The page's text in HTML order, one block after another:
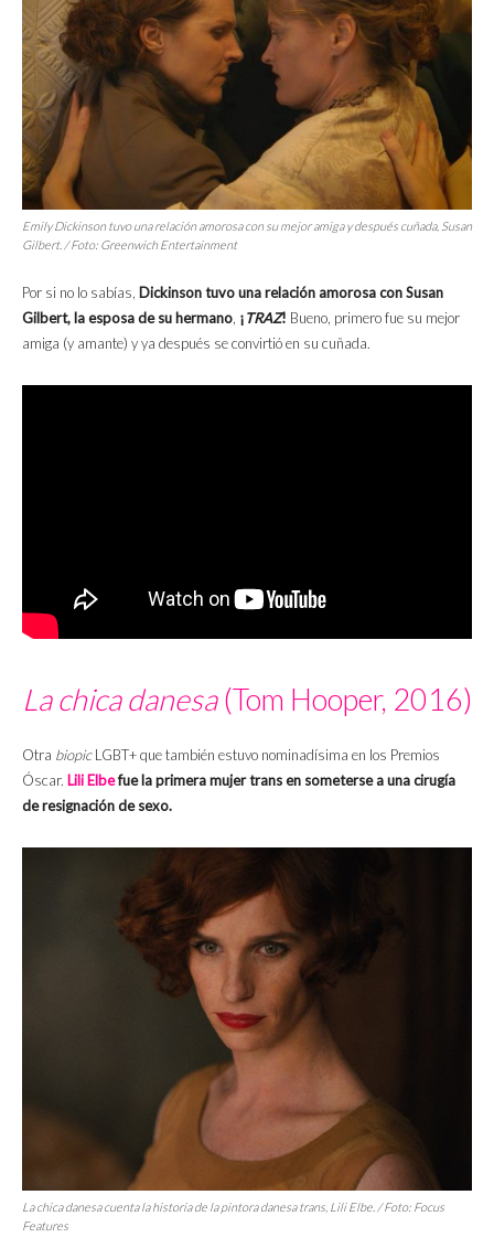
Emily Dickinson tuvo una relación amorosa con su mejor amiga y después cuñada, Susan
Gilbert. / Foto: Greenwich Entertainment
Por si no lo sabías, Dickinson tuvo una relación amorosa con Susan
Gilbert, la esposa de su hermano ¡TRAZ! Bueno, primero fue su mejor
amiga (y amante) y ya después se convirtió en su cuñada.
La chica danesa(Tom Hooper, 2016)
Otra biopicLGBT+ que también estuvo nominadísima en los Premios
Óscar. Lili Elbefue la primera mujer trans en someterse a una cirugía
de resignación de sexo.
La chica danesacuenta la historia de la pintora danesa trans, Lili Elbe. / Foto: Focus
Features